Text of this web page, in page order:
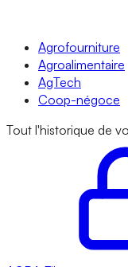
Agrofourniture
Agroalimentaire
AgTech
Coop-négoce
Tout l'historique de